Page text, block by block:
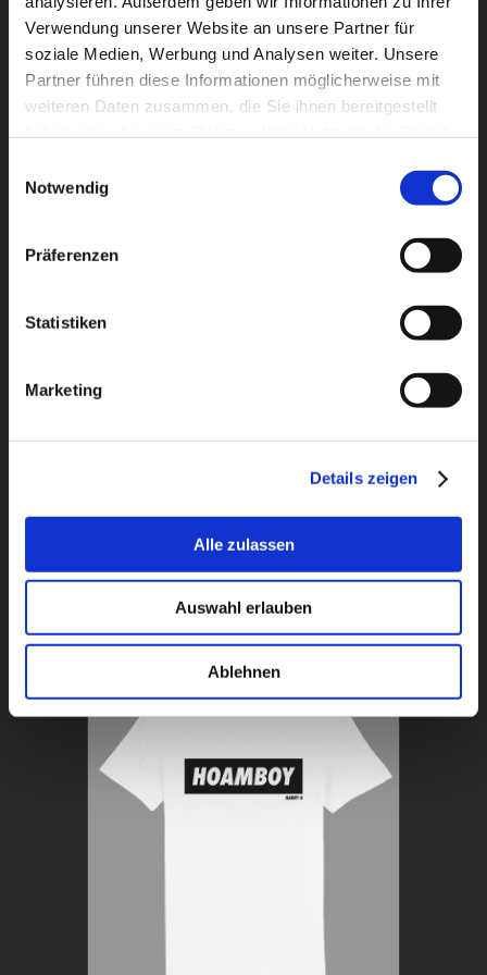
Verwendung unserer Website an unsere Partner für
soziale Medien, Werbung und Analysen weiter. Unsere
Partner führen diese Informationen möglicherweise mit
weiteren Daten zusammen, die Sie ihnen bereitgestellt
Notwendig
Präferenzen
Statistiken
Marketing
Details zeigen
Alle zulassen
Auswahl erlauben
Ablehnen
Ähnliche Produkte
#HarrydieEhre – Live
In den Warenkorb